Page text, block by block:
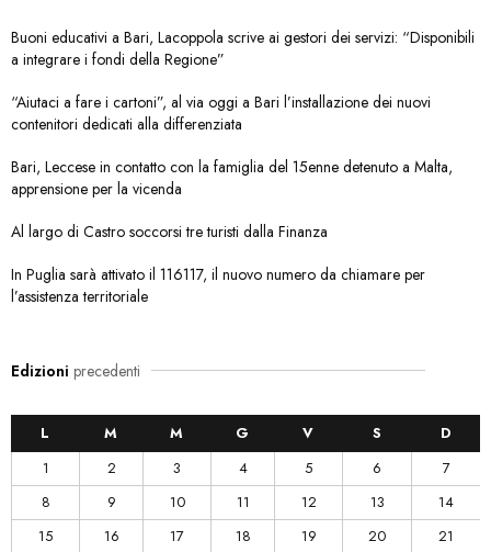
Buoni educativi a Bari, Lacoppola scrive ai gestori dei servizi: “Disponibili
a integrare i fondi della Regione”
“Aiutaci a fare i cartoni”, al via oggi a Bari l’installazione dei nuovi
contenitori dedicati alla differenziata
Bari, Leccese in contatto con la famiglia del 15enne detenuto a Malta,
apprensione per la vicenda
Al largo di Castro soccorsi tre turisti dalla Finanza
In Puglia sarà attivato il 116117, il nuovo numero da chiamare per
l’assistenza territoriale
Edizioni precedenti
L M M G V S
D
1
2 3 4 5 6
7
8
9 10 11 12 13
14
15
16 17 18 19 20
21